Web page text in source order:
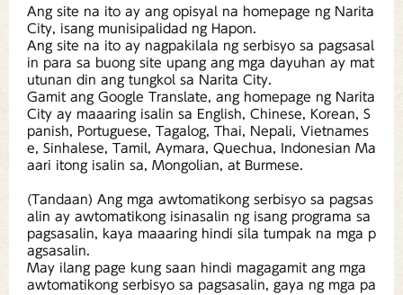
Ang site na ito ay ang opisyal na homepage ng Narita
City, isang munisipalidad ng Hapon.
Ang site na ito ay nagpakilala ng serbisyo sa pagsasal
in para sa buong site upang ang mga dayuhan ay mat
utunan din ang tungkol sa Narita City.
Gamit ang Google Translate, ang homepage ng Narita
City ay maaaring isalin sa English, Chinese, Korean, S
panish, Portuguese, Tagalog, Thai, Nepali, Vietnames
e, Sinhalese, Tamil, Aymara, Quechua, Indonesian Ma
aari itong isalin sa, Mongolian, at Burmese.
(Tandaan) Ang mga awtomatikong serbisyo sa pagsas
alin ay awtomatikong isinasalin ng isang programa sa
pagsasalin, kaya maaaring hindi sila tumpak na mga p
agsasalin.
May ilang page kung saan hindi magagamit ang mga
awtomatikong serbisyo sa pagsasalin, gaya ng mga pa